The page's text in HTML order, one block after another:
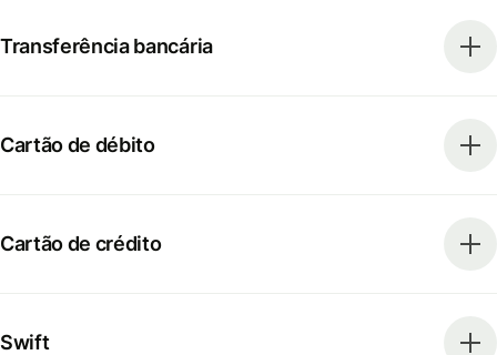
Transferência bancária
Cartão de débito
Cartão de crédito
Swift